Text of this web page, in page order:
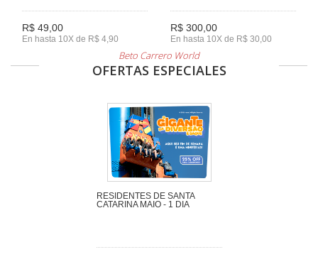
R$ 49,00
En hasta 10X de R$ 4,90
R$ 300,00
En hasta 10X de R$ 30,00
Beto Carrero World
OFERTAS ESPECIALES
RESIDENTES DE SANTA
CATARINA MAIO - 1 DIA